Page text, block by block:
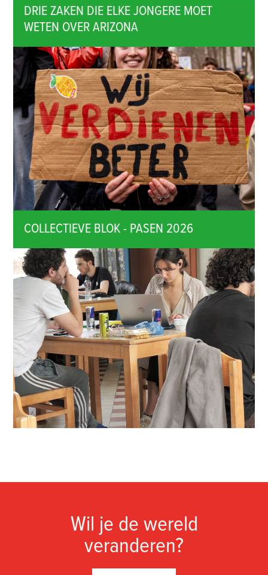
DRIE ZAKEN DIE ELKE JONGERE MOET
WETEN OVER ARIZONA
COLLECTIEVE BLOK - PASEN 2026
Wil je de wereld
veranderen?